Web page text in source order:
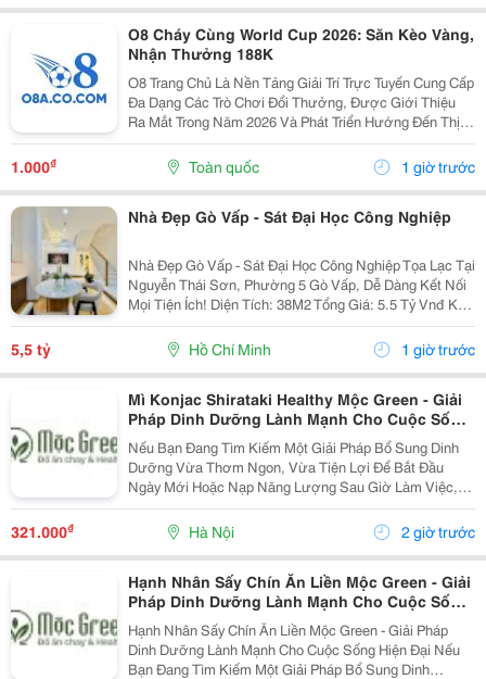
O8 Cháy Cùng World Cup 2026: Săn Kèo Vàng,
Nhận Thưởng 188K
O8 Trang Chủ Là Nền Tảng Giải Trí Trực Tuyến Cung Cấp
Đa Dạng Các Trò Chơi Đổi Thưởng, Được Giới Thiệu
Ra Mắt Trong Năm 2026 Và Phát Triển Hướng Đến Thị
Trường Châu Á. Theo Thông Tin Từ Nền Tảng, O8 Hoạt
Động Theo Các Tiêu Chuẩn Áp Dụng Trong Lĩnh...
1.000₫ Toàn quốc 1 giờ trước
Nhà Đẹp Gò Vấp - Sát Đại Học Công Nghiệp
Nhà Đẹp Gò Vấp - Sát Đại Học Công Nghiệp Tọa Lạc Tại
Nguyễn Thái Sơn, Phường 5 Gò Vấp, Dễ Dàng Kết Nối
Mọi Tiện Ích! Diện Tích: 38M2 Tổng Giá: 5.5 Tỷ Vnđ Kết
Cấu: Nhà 1 Trệt 2 Lầu Kiên Cố, 3Pn, 3Wc, Ban Công,
Sân Thượng Thoáng Mát, Sẵn Sàng Dọn...
5,5 tỷ Hồ Chí Minh 1 giờ trước
Mì Konjac Shirataki Healthy Mộc Green - Giải
Pháp Dinh Dưỡng Lành Mạnh Cho Cuộc Sống
Hiện Đại
Nếu Bạn Đang Tìm Kiếm Một Giải Pháp Bổ Sung Dinh
Dưỡng Vừa Thơm Ngon, Vừa Tiện Lợi Để Bắt Đầu
Ngày Mới Hoặc Nạp Năng Lượng Sau Giờ Làm Việc,
Thì Mì Konjac Shirataki Healthy Mộc Green Chính Là
Lựa Chọn Hoàn Hảo. Vì Sao Nên Lựa Chọn Mì Konjac...
321.000₫ Hà Nội 2 giờ trước
Hạnh Nhân Sấy Chín Ăn Liền Mộc Green - Giải
Pháp Dinh Dưỡng Lành Mạnh Cho Cuộc Sống
Hiện Đại
Hạnh Nhân Sấy Chín Ăn Liền Mộc Green - Giải Pháp
Dinh Dưỡng Lành Mạnh Cho Cuộc Sống Hiện Đại Nếu
Bạn Đang Tìm Kiếm Một Giải Pháp Bổ Sung Dinh